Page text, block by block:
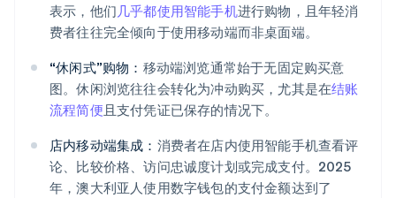
表示，他们几乎都使用智能手机进行购物，且年轻消
费者往往完全倾向于使用移动端而非桌面端。
“休闲式”购物： 移动端浏览通常始于无固定购买意
图。休闲浏览往往会转化为冲动购买，尤其是在结账
流程简便 且支付凭证已保存的情况下。
店内移动端集成： 消费者在店内使用智能手机查看评
论、比较价格、访问忠诚度计划或完成支付。2025
年，澳大利亚人使用数字钱包的支付金额达到了